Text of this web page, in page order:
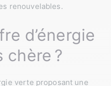
renouvelables.
d’énergie
chère ?
verte proposant une